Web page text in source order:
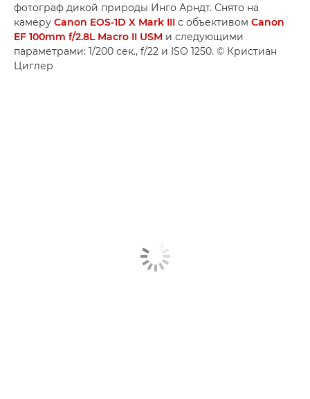
фотограф дикой природы Инго Арндт. Снято на
камеру Canon EOS-1D X Mark III с объективом Canon
EF 100mm f/2.8L Macro II USM и следующими
параметрами: 1/200 сек., f/22 и ISO 1250. © Кристиан
Циглер